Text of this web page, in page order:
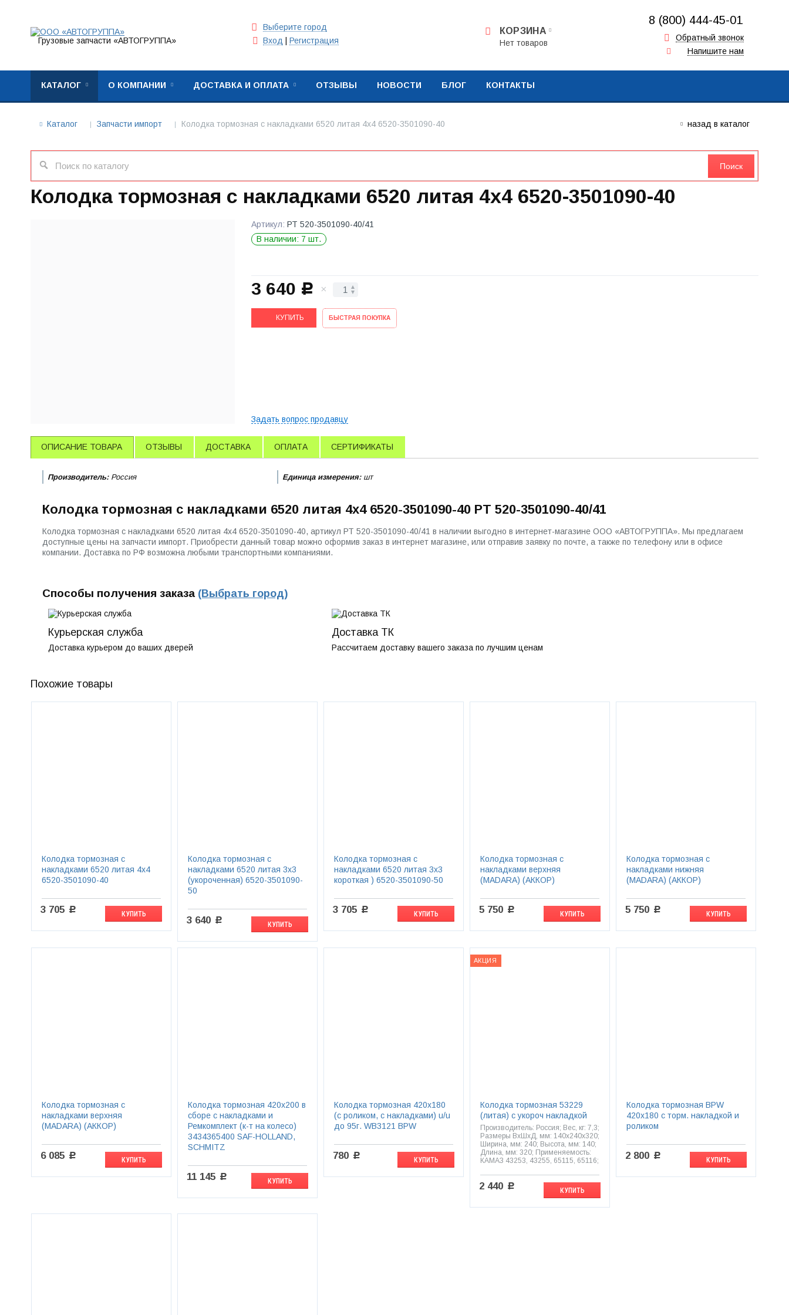
Грузовые запчасти «АВТОГРУППА»
Выберите город
Вход
Регистрация
КОРЗИНА
Нет товаров
8 (800) 444-45-01
+7 (917) 857-00-16
+7 (962) 573-06-64
Напишите нам
Обратный звонок
КАТАЛОГ О КОМПАНИИ ДОСТАВКА И ОПЛАТА ОТЗЫВЫ НОВОСТИ БЛОГ КОНТАКТЫ
Каталог Запчасти импорт Колодка тормозная с накладками 6520 литая 4х4 6520-3501090-40 назад в каталог
Колодка тормозная с накладками 6520 литая 4х4 6520-3501090-40
Артикул: РТ 520-3501090-40/41
В наличии: 7 шт.
3 640 c
КУПИТЬ БЫСТРАЯ ПОКУПКА
Задать вопрос продавцу
ОПИСАНИЕ ТОВАРА ОТЗЫВЫ ДОСТАВКА ОПЛАТА СЕРТИФИКАТЫ
Производитель: Россия Единица измерения: шт
Колодка тормозная с накладками 6520 литая 4х4 6520-3501090-40 РТ 520-3501090-40/41
Колодка тормозная с накладками 6520 литая 4х4 6520-3501090-40, артикул РТ 520-3501090-40/41 в наличии выгодно в интернет-магазине ООО «АВТОГРУППА». Мы предлагаем
доступные цены на запчасти импорт. Приобрести данный товар можно оформив заказ в интернет магазине, или отправив заявку по почте, а также по телефону или в офисе
компании. Доставка по РФ возможна любыми транспортными компаниями.
Способы получения заказа (Выбрать город)
Курьерская служба
Доставка курьером до ваших дверей
Доставка ТК
Рассчитаем доставку вашего заказа по лучшим ценам
Похожие товары
Колодка тормозная с
накладками 6520 литая 4х4
6520-3501090-40
3 705 c
КУПИТЬ
Колодка тормозная с
накладками 6520 литая 3х3
(укороченная) 6520-3501090-
50
3 640 c
КУПИТЬ
Колодка тормозная с
накладками 6520 литая 3х3
короткая ) 6520-3501090-50
3 705 c
КУПИТЬ
Колодка тормозная с
накладками верхняя
(MADARA) (АККОР)
5 750 c
КУПИТЬ
Колодка тормозная с
накладками нижняя
(MADARA) (АККОР)
5 750 c
КУПИТЬ
Колодка тормозная с
накладками верхняя
(MADARA) (АККОР)
6 085 c
КУПИТЬ
Колодка тормозная 420х200 в
сборе с накладками и
Ремкомплект (к-т на колесо)
3434365400 SAF-HOLLAND,
SCHMITZ
11 145 c
КУПИТЬ
Колодка тормозная 420х180
(с роликом, с накладками) u/u
до 95г. WB3121 BPW
780 c
КУПИТЬ
АКЦИЯ
Колодка тормозная 53229
(литая) с укороч накладкой
Производитель: Россия; Вес, кг: 7,3;
Размеры ВхШхД, мм: 140x240x320;
Ширина, мм: 240; Высота, мм: 140;
Длина, мм: 320; Применяемость:
КАМАЗ 43253, 43255, 65115, 65116;
2 440 c
КУПИТЬ
Колодка тормозная BPW
420х180 с торм. накладкой и
роликом
2 800 c
КУПИТЬ